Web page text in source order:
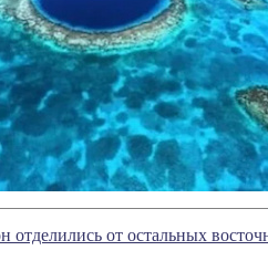
от остальных